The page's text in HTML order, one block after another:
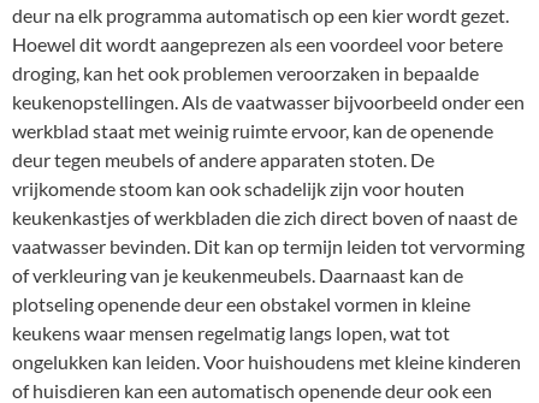
deur na elk programma automatisch op een kier wordt gezet.
Hoewel dit wordt aangeprezen als een voordeel voor betere
droging, kan het ook problemen veroorzaken in bepaalde
keukenopstellingen. Als de vaatwasser bijvoorbeeld onder een
werkblad staat met weinig ruimte ervoor, kan de openende
deur tegen meubels of andere apparaten stoten. De
vrijkomende stoom kan ook schadelijk zijn voor houten
keukenkastjes of werkbladen die zich direct boven of naast de
vaatwasser bevinden. Dit kan op termijn leiden tot vervorming
of verkleuring van je keukenmeubels. Daarnaast kan de
plotseling openende deur een obstakel vormen in kleine
keukens waar mensen regelmatig langs lopen, wat tot
ongelukken kan leiden. Voor huishoudens met kleine kinderen
of huisdieren kan een automatisch openende deur ook een